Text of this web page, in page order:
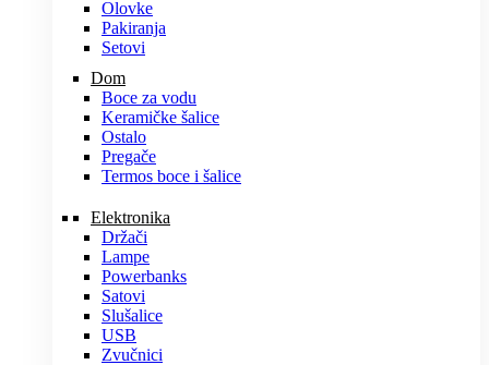
Olovke
Pakiranja
Setovi
Dom
Boce za vodu
Keramičke šalice
Ostalo
Pregače
Termos boce i šalice
Elektronika
Držači
Lampe
Powerbanks
Satovi
Slušalice
USB
Zvučnici